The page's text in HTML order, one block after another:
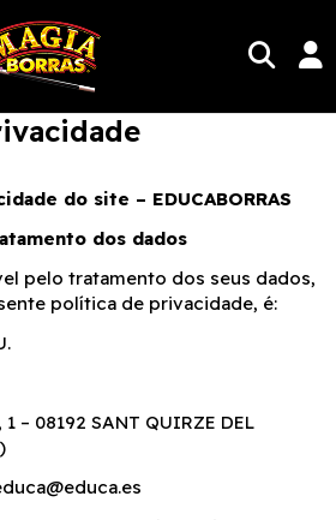
do site – EDUCABORRAS
dos dados
pelo tratamento dos seus dados,
política de privacidade, é:
– 08192 SANT QUIRZE DEL